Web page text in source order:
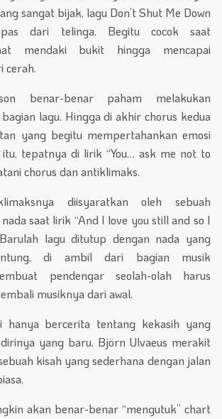
sangat bijak, lagu Don’t Shut Me Down
dari telinga. Begitu cocok saat
mendaki bukit hingga mencapai
cerah.
benar-benar paham melakukan
lagu. Hingga di akhir chorus kedua
yang begitu mempertahankan emosi
tepatnya di lirik “You… ask me not to
chorus dan antiklimaks.
diisyaratkan oleh sebuah
saat lirik “And I love you still and so I
lagu ditutup dengan nada yang
di ambil dari bagian musik
pendengar seolah-olah harus
musiknya dari awal.
hanya bercerita tentang kekasih yang
yang baru. Björn Ulvaeus merakit
kisah yang sederhana dengan jalan
akan benar-benar “mengutuk” chart